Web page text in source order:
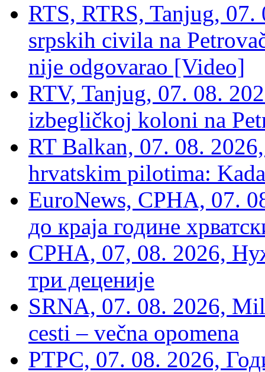
RTS, RTRS, Tanjug,
srpskih civila na
nije odgovarao [Video]
RTV, Tanjug, 07. 08.
izbegličkoj koloni na
RT Balkan, 07. 08.
hrvatskim pilotima:
EuroNews, СРНА, 07.
до краја године
СРНА, 07, 08. 2026,
три деценије
SRNA, 07. 08. 2026,
cesti – večna opomena
РТРС, 07. 08. 2026,